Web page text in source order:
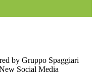
by Gruppo Spaggiari
Social Media